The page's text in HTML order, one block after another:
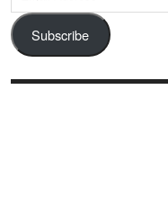
Subscribe